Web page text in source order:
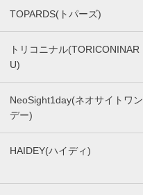
TOPARDS(トパーズ)
トリコニナル(TORICONINAR
U)
NeoSight1day(ネオサイトワン
デー)
HAIDEY(ハイディ)